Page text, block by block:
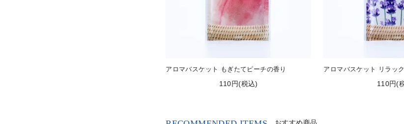
アロマバスケット もぎたてピーチの香り
110円(税込)
アロマバスケット リラッ
110円(
おすすめ商品